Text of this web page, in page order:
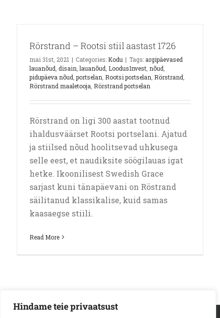
Hindame teie privaatsust
Rörstrand – Rootsi stiil aastast 1726
mai 31st, 2021 | Categories: Kodu | Tags: argipäevased
lauanõud, disain, lauanõud, LoodusInvest, nõud,
pidupäeva nõud, portselan, Rootsi portselan, Rörstrand,
Rörstrand maaletooja, Rörstrand portselan
Rörstrand on ligi 300 aastat tootnud
ihaldusväärset Rootsi portselani. Ajatud
ja stiilsed nõud hoolitsevad uhkusega
selle eest, et naudiksite söögilauas igat
hetke. Ikoonilisest Swedish Grace
sarjast kuni tänapäevani on Röstrand
säilitanud klassikalise, kuid samas
kaasaegse stiili.
Read More